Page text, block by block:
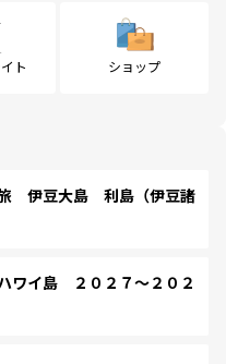
ト ショップ
伊豆大島 利島（伊豆諸
イ島 ２０２７～２０２